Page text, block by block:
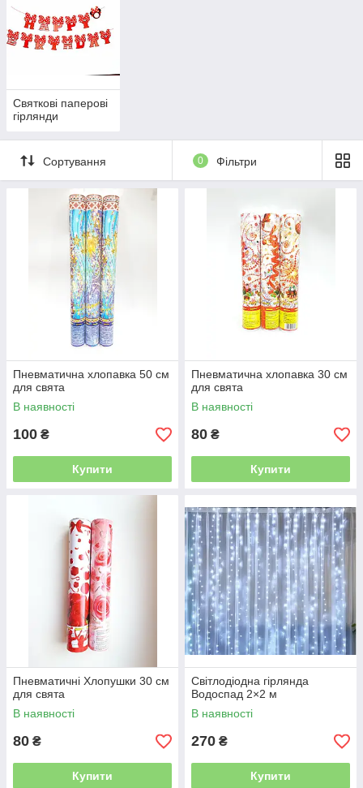
Святкові паперові
гірлянди
Сортування 0 Фільтри
Пневматична хлопавка 50 см
для свята
В наявності
100 ₴
Купити
Пневматична хлопавка 30 см
для свята
В наявності
80 ₴
Купити
Пневматичні Хлопушки 30 см
для свята
В наявності
80 ₴
Купити
Світлодіодна гірлянда
Водоспад 2×2 м
В наявності
270 ₴
Купити